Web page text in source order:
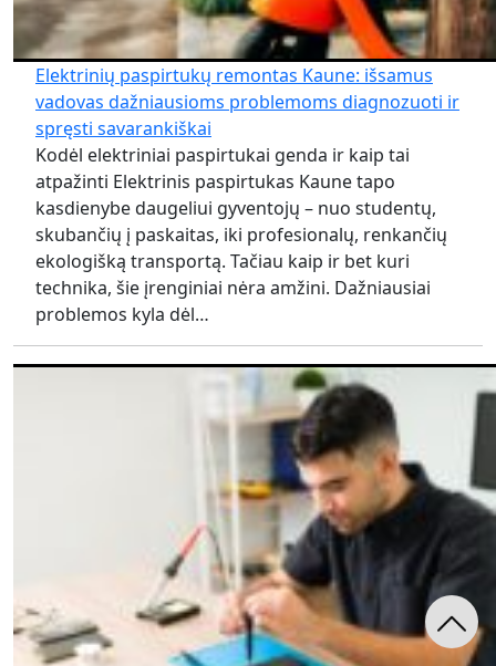
Elektrinių paspirtukų remontas Kaune: išsamus
vadovas dažniausioms problemoms diagnozuoti ir
spręsti savarankiškai
Kodėl elektriniai paspirtukai genda ir kaip tai
atpažinti Elektrinis paspirtukas Kaune tapo
kasdienybe daugeliui gyventojų – nuo studentų,
skubančių į paskaitas, iki profesionalų, renkančių
ekologišką transportą. Tačiau kaip ir bet kuri
technika, šie įrenginiai nėra amžini. Dažniausiai
problemos kyla dėl…